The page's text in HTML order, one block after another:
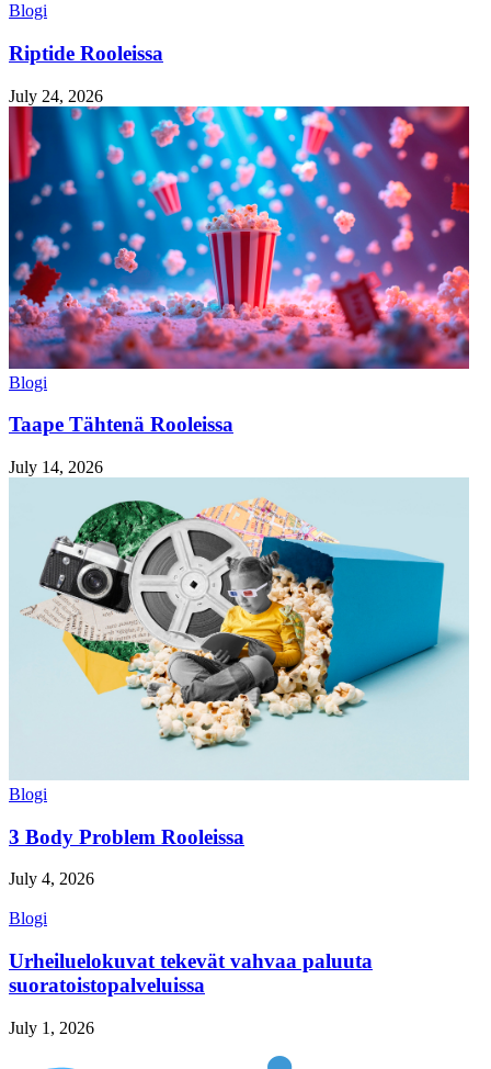
Blogi
Riptide Rooleissa
July 24, 2026
Blogi
Taape Tähtenä Rooleissa
July 14, 2026
Blogi
3 Body Problem Rooleissa
July 4, 2026
Blogi
Urheiluelokuvat tekevät vahvaa paluuta
suoratoistopalveluissa
July 1, 2026